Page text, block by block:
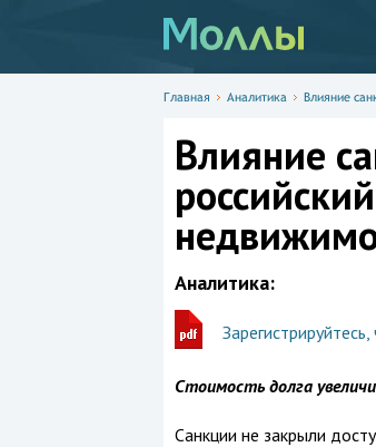
Главная Аналитика Влияние
Влияние
Аналитика:
Стоимость долга
Санкции не закрыли